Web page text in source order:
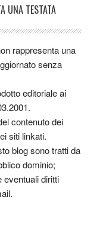
UNA TESTATA
rappresenta una
senza
editoriale ai
contenuto dei
siti linkati.
blog sono tratti da
dominio;
eventuali diritti